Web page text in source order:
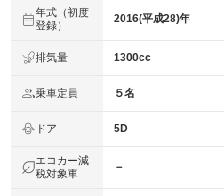
年式（初度
登録）
2016(平成28)年
排気量 1300cc
乗車定員 ５名
ドア 5D
エコカー減
税対象車
－